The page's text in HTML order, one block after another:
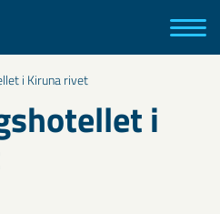
i Kiruna rivet
i